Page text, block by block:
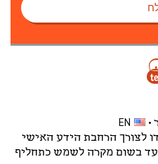
EN
לצורך הרחבת הידע האישי
בשום מקרה לשמש כתחליף